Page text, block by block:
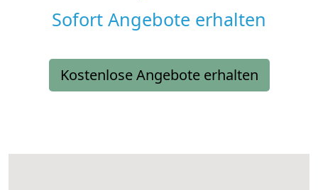
Sofort Angebote erhalten
Kostenlose Angebote erhalten